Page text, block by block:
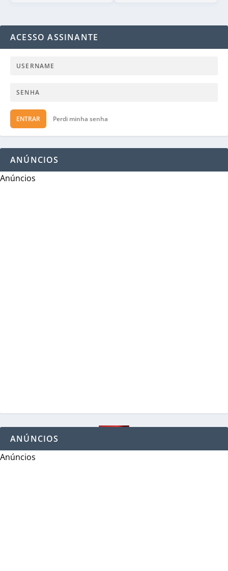
ACESSO ASSINANTE
ENTRAR Perdi minha senha
ANÚNCIOS
Anúncios
ANÚNCIOS
Anúncios